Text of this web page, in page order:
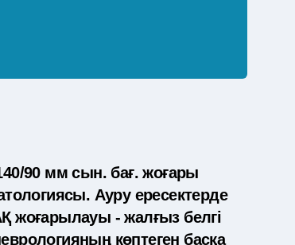
90 мм сын. бағ. жоғары
Ауру ересектерде
жоғарылауы - жалғыз белгі
көптеген басқа